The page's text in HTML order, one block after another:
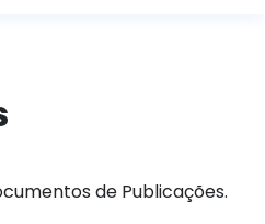
de Publicações.